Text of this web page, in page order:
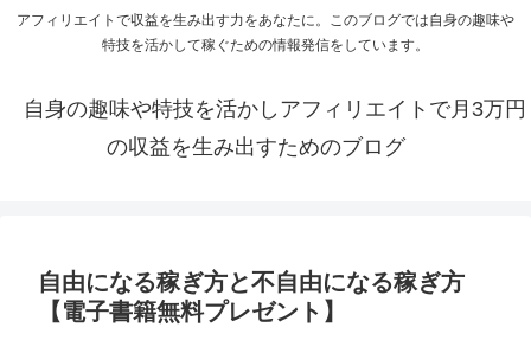
アフィリエイトで収益を生み出す力をあなたに。このブログでは自身の趣味や
特技を活かして稼ぐための情報発信をしています。
自身の趣味や特技を活かしアフィリエイトで月3万円
の収益を生み出すためのブログ
自由になる稼ぎ方と不自由になる稼ぎ方
【電子書籍無料プレゼント】